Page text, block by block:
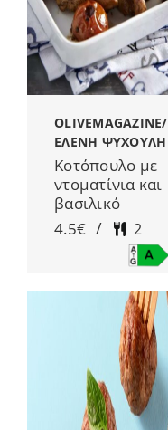
OLIVEMAGAZINE/
ΕΛΕΝΗ ΨΥΧΟΥΛΗ
Κοτόπουλο με
ντοματίνια και
βασιλικό
4.5€ / 2